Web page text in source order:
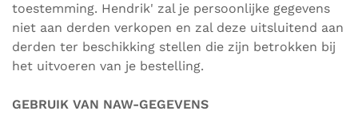
toestemming. Hendrik' zal je persoonlijke gegevens
niet aan derden verkopen en zal deze uitsluitend aan
derden ter beschikking stellen die zijn betrokken bij
het uitvoeren van je bestelling.
GEBRUIK VAN NAW-GEGEVENS